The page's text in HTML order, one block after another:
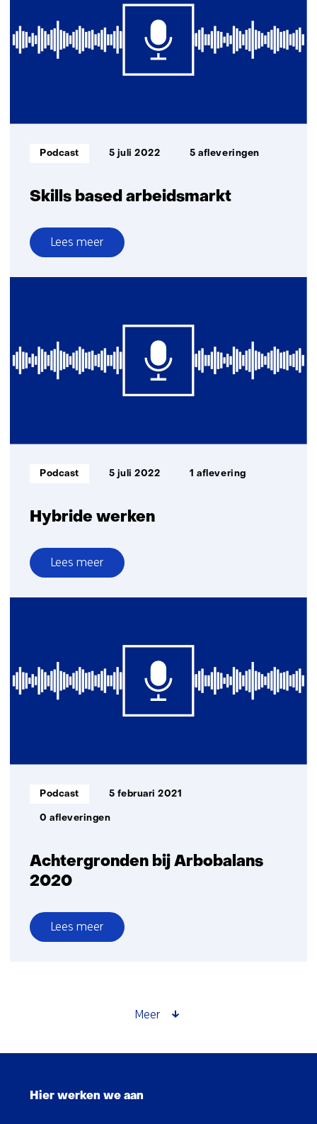
lage-
middeninkomenslanden
Skills based arbeidsmarkt
Informatietype:
Podcast 5 juli 2022 5 afleveringen
Lees meer
over
Skills
Hybride werken
Informatietype:
Podcast 5 juli 2022 1 aflevering
Lees meer
over
Hybride
Achtergronden bij Arbobalans
2020
Informatietype:
Podcast 5 februari 2021
0 afleveringen
Lees meer
over
Meer
Hier werken we aan